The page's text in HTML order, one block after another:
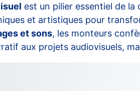
est un pilier essentiel de la
et artistiques pour
et sons, les monteurs
aux projets audiovisuels,